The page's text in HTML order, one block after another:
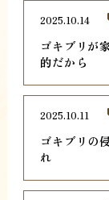
ゴキブリが
的だから
2025.10.14
ゴキブリの
れ
2025.10.11